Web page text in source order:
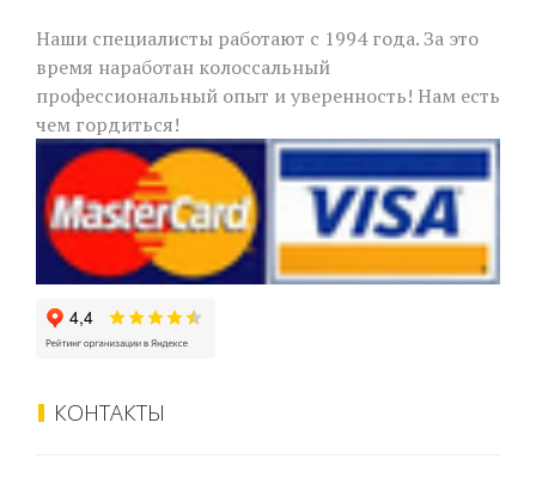
Наши специалисты работают с 1994 года. За это
время наработан колоссальный
профессиональный опыт и уверенность! Нам есть
чем гордиться!
КОНТАКТЫ